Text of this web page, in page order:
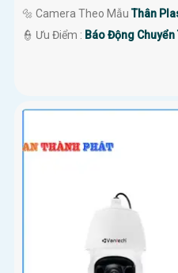
🔩 Camera Theo MẫuThân
️👮 Ưu Điểm : Báo Động Chuyển